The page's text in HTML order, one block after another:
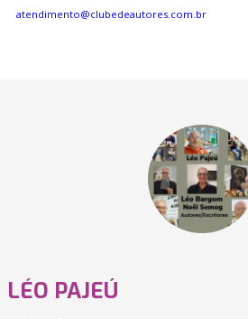
atendimento@clubedeautores.com.br
LÉO PAJEÚ